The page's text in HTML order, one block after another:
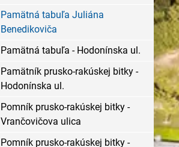
Pamätná tabuľa Juliána
Benedikoviča
Pamätná tabuľa - Hodonínska ul.
Pamätník prusko-rakúskej bitky -
Hodonínska ul.
Pomník prusko-rakúskej bitky -
Vrančovičova ulica
Pomník prusko-rakúskej bitky -